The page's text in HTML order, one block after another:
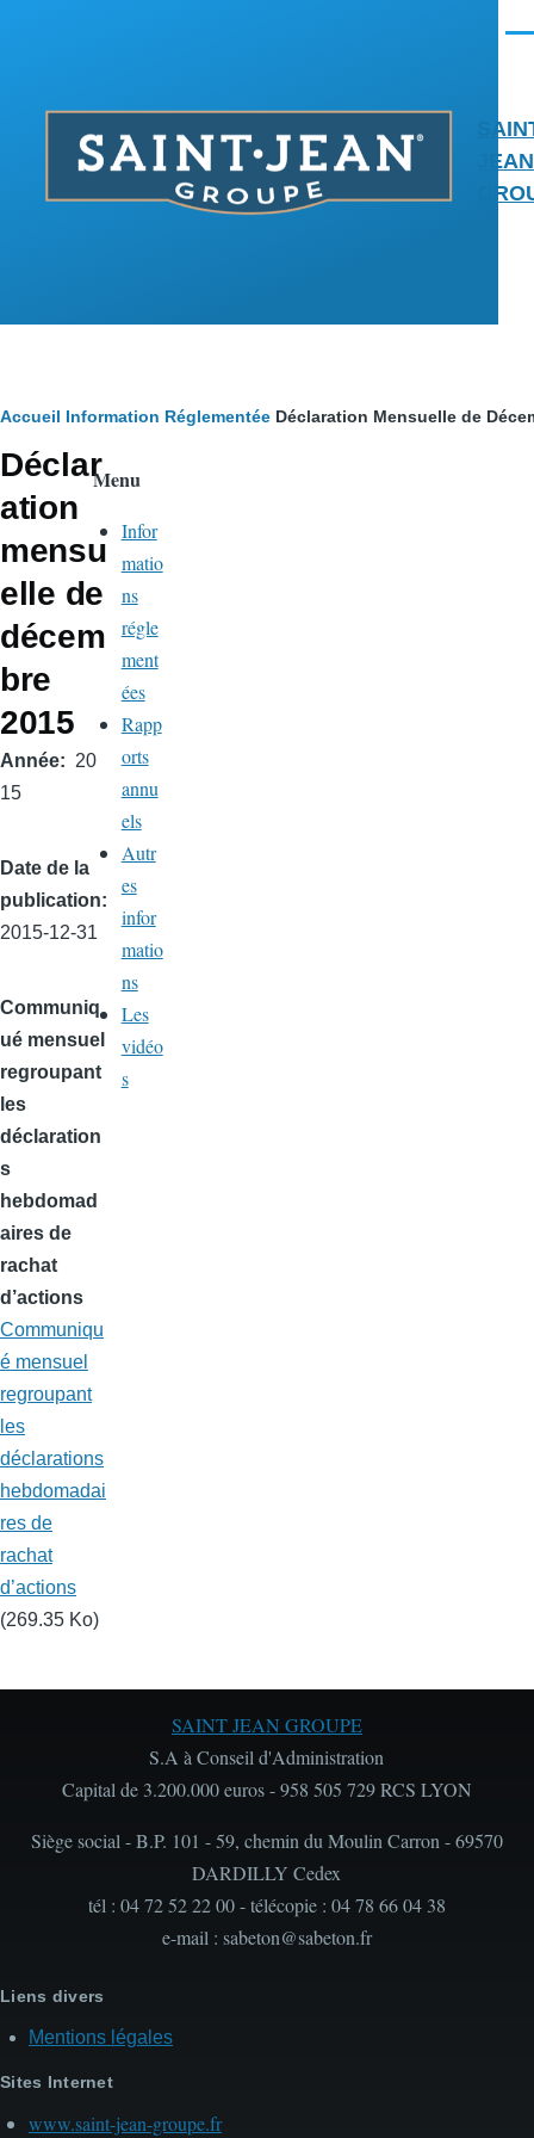
JEAN
Fil
d'Ariane
Accueil Information Réglementée Déclaration Mensuelle de
Déclar
ation
mensu
elle de
décem
bre
2015
Année
20
15
Date de la
publication
2015-12-31
Communiq
ué mensuel
regroupant
les
déclaration
s
hebdomad
aires de
rachat
d’actions
Communiqu
é mensuel
regroupant
les
déclarations
hebdomadai
res de
rachat
d’actions
(269.35 Ko)
Menu
Infor
matio
ns
régle
ment
ées
Rapp
orts
annu
els
Autr
es
infor
matio
ns
Les
vidéo
s
SAINT JEAN GROUPE
S.A à Conseil d'Administration
Capital de 3.200.000 euros - 958 505 729 RCS LYON
Siège social - B.P. 101 - 59, chemin du Moulin Carron - 69570
DARDILLY Cedex
tél : 04 72 52 22 00 - télécopie : 04 78 66 04 38
e-mail : sabeton@sabeton.fr
Liens divers
Mentions légales
Sites Internet
www.saint-jean-groupe.fr